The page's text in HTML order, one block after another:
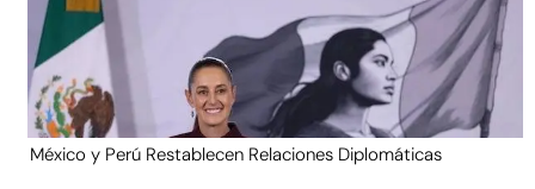
México y Perú Restablecen Relaciones Diplomáticas